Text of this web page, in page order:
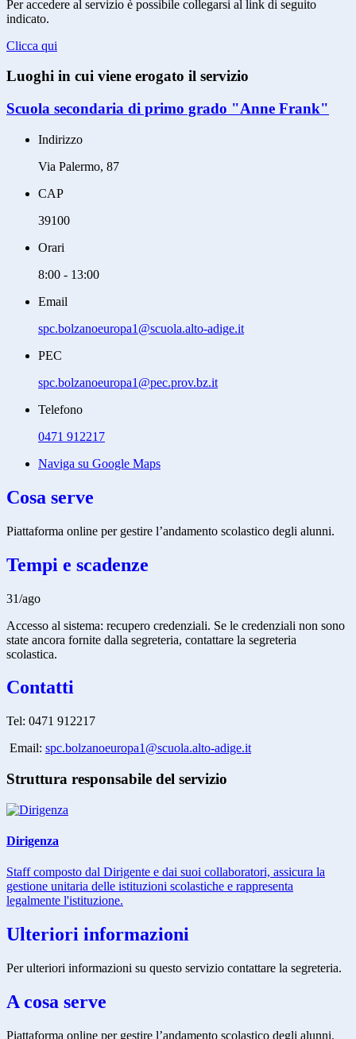
Per accedere al servizio è possibile collegarsi al link di seguito
indicato.
Clicca qui
Luoghi in cui viene erogato il servizio
Scuola secondaria di primo grado "Anne Frank"
Indirizzo
Via Palermo, 87
CAP
39100
Orari
8:00 - 13:00
Email
spc.bolzanoeuropa1@scuola.alto-adige.it
PEC
spc.bolzanoeuropa1@pec.prov.bz.it
Telefono
0471 912217
Naviga su Google Maps
Cosa serve
Piattaforma online per gestire l’andamento scolastico degli alunni.
Tempi e scadenze
31/ago
Accesso al sistema: recupero credenziali. Se le credenziali non sono
state ancora fornite dalla segreteria, contattare la segreteria
scolastica.
Contatti
Tel: 0471 912217
Email: spc.bolzanoeuropa1@scuola.alto-adige.it
Struttura responsabile del servizio
Dirigenza
Staff composto dal Dirigente e dai suoi collaboratori, assicura la
gestione unitaria delle istituzioni scolastiche e rappresenta
legalmente l'istituzione.
Ulteriori informazioni
Per ulteriori informazioni su questo servizio contattare la segreteria.
A cosa serve
Piattaforma online per gestire l’andamento scolastico degli alunni.